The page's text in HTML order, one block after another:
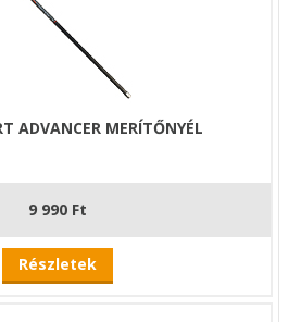
ADVANCER MERÍTŐNYÉL
9 990 Ft
Részletek